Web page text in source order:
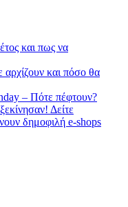
και πως να
αρχίζουν και πόσο θα
– Πότε πέφτουν?
Δείτε
δημοφιλή e-shops